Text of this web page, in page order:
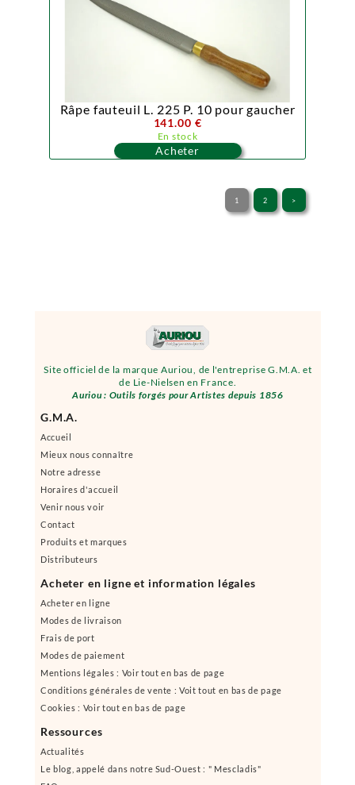
Site officiel de la marque Auriou, de l'entreprise G.M.A. et
de Lie-Nielsen en France.
Auriou : Outils forgés pour Artistes depuis 1856
G.M.A.
Accueil
Mieux nous connaître
Notre adresse
Horaires d'accueil
Venir nous voir
Contact
Produits et marques
Distributeurs
Acheter en ligne et information légales
Acheter en ligne
Modes de livraison
Frais de port
Modes de paiement
Mentions légales : Voir tout en bas de page
Conditions générales de vente : Voit tout en bas de page
Cookies : Voir tout en bas de page
Ressources
Actualités
Le blog, appelé dans notre Sud-Ouest : " Mescladis"
Râpe fauteuil L. 225 P. 10 pour gaucher
141.00 €
En stock
Acheter
1 2 >